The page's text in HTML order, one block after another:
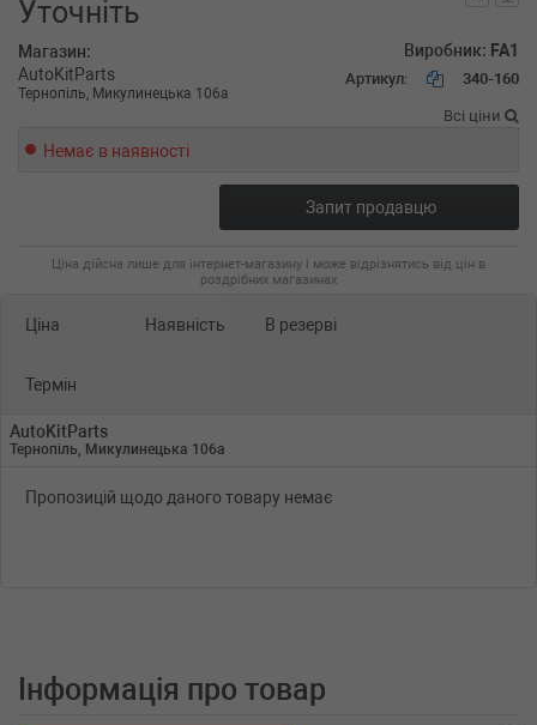
Уточніть
Магазин:
AutoKitParts
Тернопіль, Микулинецька 106а
Виробник: FA1
Артикул: 340-160
Всі ціни
Немає в наявності
Запит продавцю
Ціна дійсна лише для інтернет-магазину і може відрізнятись від цін в
роздрібних магазинах
Ціна Наявність В резерві
Термін
AutoKitParts
Тернопіль, Микулинецька 106а
Пропозицій щодо даного товару немає
Інформація про товар